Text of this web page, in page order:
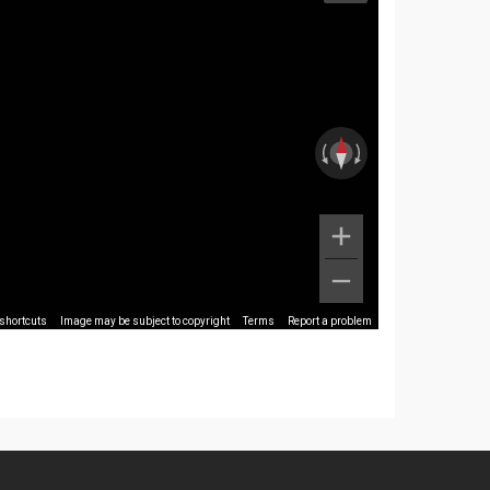
Image may be subject to copyright Terms Report a problem